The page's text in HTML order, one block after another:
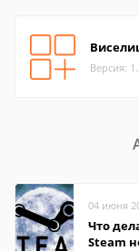
Версия:
04 июня
Что
Steam